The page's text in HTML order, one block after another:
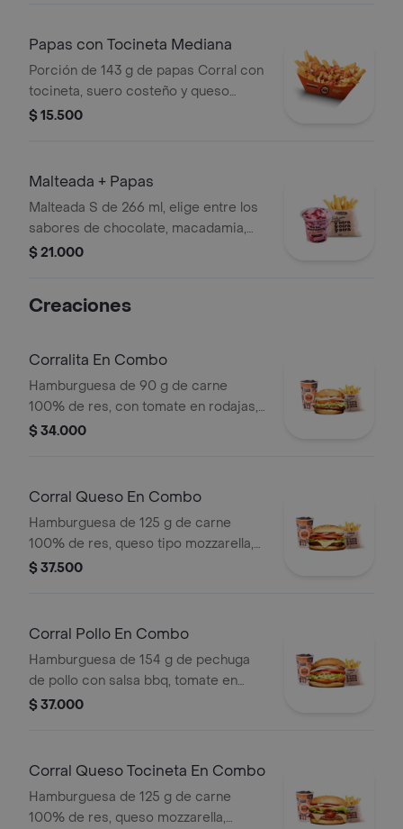
Papas con Tocineta Mediana
Porción de 143 g de papas Corral con
tocineta, suero costeño y queso
cheddar.
$ 15.500
Malteada + Papas
Malteada S de 266 ml, elige entre los
sabores de chocolate, macadamia,
frutos del bosque, vainilla o Café +
tiempo de entrega.
$ 21.000
Creaciones
Corralita En Combo
Hamburguesa de 90 g de carne
100% de res, con tomate en rodajas,
cebolla en rodajas, lechuga, salsa
pet
$ 34.000
Corral Queso En Combo
Hamburguesa de 125 g de carne
100% de res, queso tipo mozzarella,
tomate en rodajas, cebolla en rodajas,
$ 37.500
Corral Pollo En Combo
Hamburguesa de 154 g de pechuga
de pollo con salsa bbq, tomate en
rodajas, cebolla en rodajas, lechuga y
$ 37.000
Corral Queso Tocineta En Combo
Hamburguesa de 125 g de carne
100% de res, queso mozzarella,